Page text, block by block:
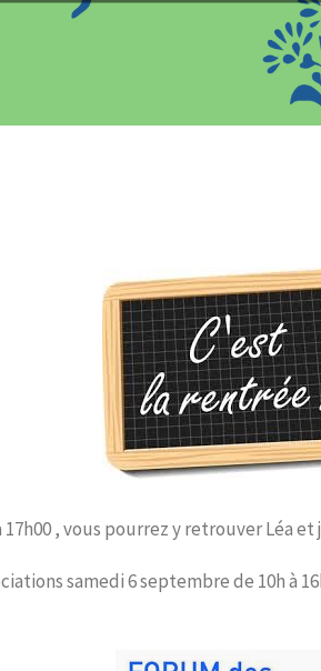
, vous pourrez y retrouver Léa et
samedi 6 septembre de 10h à